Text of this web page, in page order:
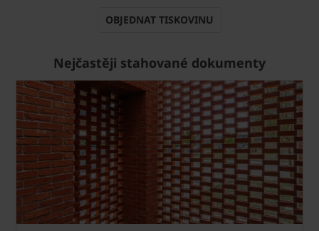
OBJEDNAT TISKOVINU
Nejčastěji stahované dokumenty